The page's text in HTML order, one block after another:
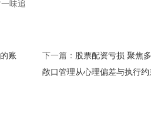
味追
账
下一篇： 股票配资亏损 聚焦
敞口管理从心理偏差与执行